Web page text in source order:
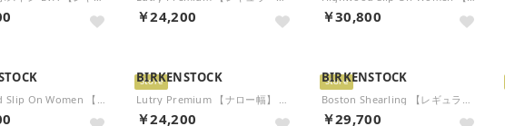
￥24,200 ￥30,800
Highwood Slip On Women 【ナロー幅】 （ブラック）
Store
BIRKENSTOCK
Lutry Premium 【ナロー幅】 （ブラック）
￥24,200
Store
BIRKENSTOCK
Boston Shearling 【レギュラー幅】 （トープ）
￥29,700